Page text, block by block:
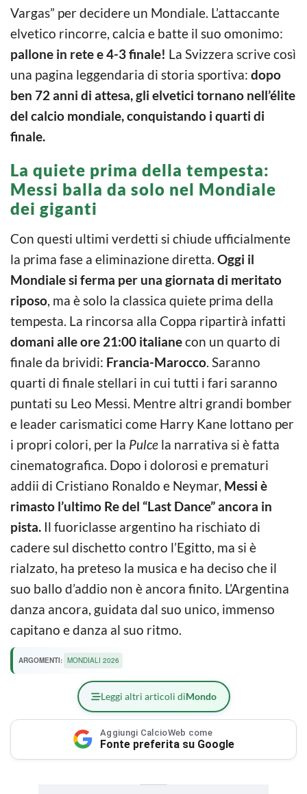
Vargas” per decidere un Mondiale. L’attaccante
elvetico rincorre, calcia e batte il suo omonimo:
pallone in rete e 4-3 finale! La Svizzera scrive così
una pagina leggendaria di storia sportiva: dopo
ben 72 anni di attesa, gli elvetici tornano nell’élite
del calcio mondiale, conquistando i quarti di
finale.
La quiete prima della tempesta:
Messi balla da solo nel Mondiale
dei giganti
Con questi ultimi verdetti si chiude ufficialmente
la prima fase a eliminazione diretta. Oggi il
Mondiale si ferma per una giornata di meritato
riposo , ma è solo la classica quiete prima della
tempesta. La rincorsa alla Coppa ripartirà infatti
domani alle ore 21:00 italianecon un quarto di
finale da brividi: Francia-Marocco . Saranno
quarti di finale stellari in cui tutti i fari saranno
puntati su Leo Messi. Mentre altri grandi bomber
e leader carismatici come Harry Kane lottano per
i propri colori, per la Pulce la narrativa si è fatta
cinematografica. Dopo i dolorosi e prematuri
addii di Cristiano Ronaldo e Neymar, Messi è
rimasto l’ultimo Re del “Last Dance” ancora in
pista. Il fuoriclasse argentino ha rischiato di
cadere sul dischetto contro l’Egitto, ma si è
rialzato, ha preteso la musica e ha deciso che il
suo ballo d’addio non è ancora finito. L’Argentina
danza ancora, guidata dal suo unico, immenso
capitano e danza al suo ritmo.
ARGOMENTI: MONDIALI 2026
Leggi altri articoli diMondo
Aggiungi CalcioWeb come
Fonte preferita su Google